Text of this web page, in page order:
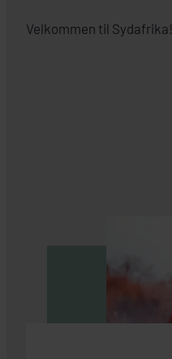
Velkommen til Sydafrika!